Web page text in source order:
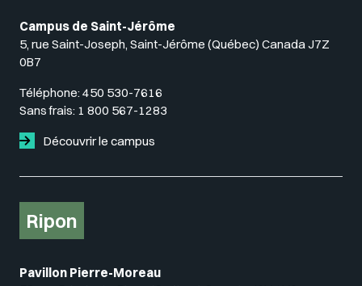
Campus de Saint-Jérôme
5, rue Saint-Joseph, Saint-Jérôme (Québec) Canada J7Z
0B7
Téléphone: 450 530-7616
Sans frais: 1 800 567-1283
Découvrir le campus
Ripon
Pavillon Pierre-Moreau